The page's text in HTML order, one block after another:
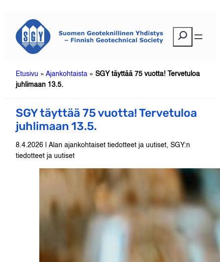
sisältöön
Etusivu » Ajankohtaista » SGY täyttää 75 vuotta! Tervetuloa
juhlimaan 13.5.
SGY täyttää 75 vuotta! Tervetuloa
juhlimaan 13.5.
8.4.2026 | Alan ajankohtaiset tiedotteet ja uutiset, SGY:n
tiedotteet ja uutiset